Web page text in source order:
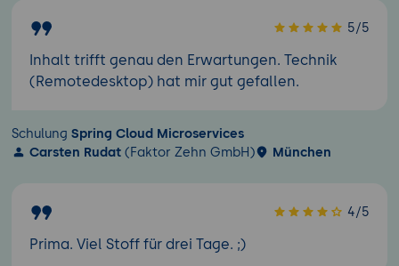
5/5
Inhalt trifft genau den Erwartungen. Technik
(Remotedesktop) hat mir gut gefallen.
Schulung Spring Cloud Microservices
Carsten Rudat (Faktor Zehn GmbH) München
4/5
Prima. Viel Stoff für drei Tage. ;)